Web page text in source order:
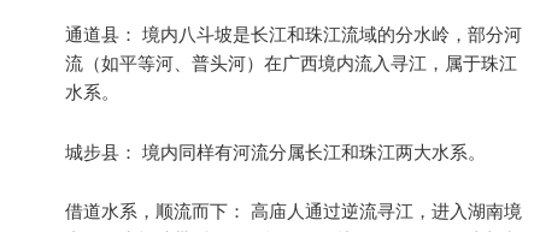
通道县： 境内八斗坡是长江和珠江流域的分水岭，部分河
流（如平等河、普头河）在广西境内流入寻江，属于珠江
水系。
城步县： 境内同样有河流分属长江和珠江两大水系。
借道水系，顺流而下： 高庙人通过逆流寻江，进入湖南境